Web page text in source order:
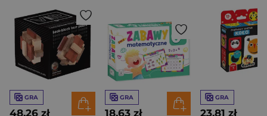
GRA
48,26 zł
GRA
18,63 zł
GRA
23,81 zł